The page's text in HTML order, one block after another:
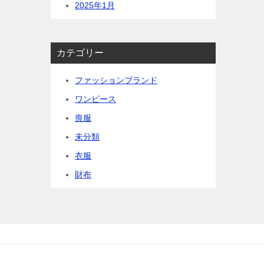
2025年1月
カテゴリー
ファッションブランド
ワンピース
喪服
未分類
衣服
財布